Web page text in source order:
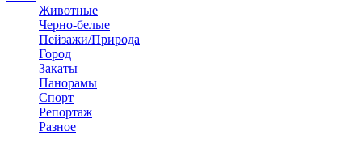
Животные
Черно-белые
Пейзажи/Природа
Город
Закаты
Панорамы
Спорт
Репортаж
Разное